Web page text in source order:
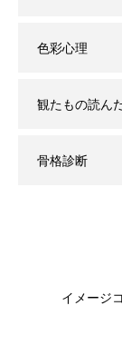
色彩心理
観たもの読ん
骨格診断
イメージ